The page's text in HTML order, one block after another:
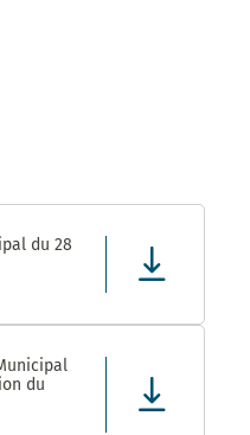
du 28
du